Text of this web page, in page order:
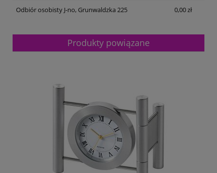
Odbiór osobisty J-no, Grunwaldzka 225 0,00 zł
Produkty powiązane